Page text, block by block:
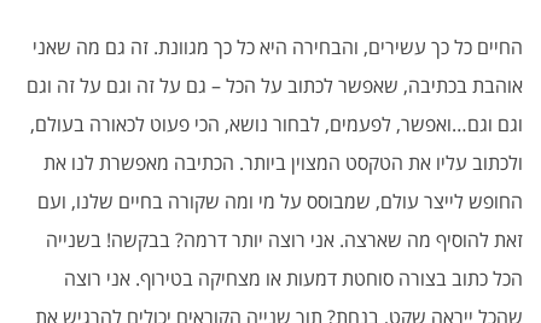
החיים כל כך עשירים, והבחירה היא כל כך מגוונת. זה גם מה שאני
אוהבת בכתיבה, שאפשר לכתוב על הכל – גם על זה וגם על זה וגם
וגם וגם…ואפשר, לפעמים, לבחור נושא, הכי פעוט לכאורה בעולם,
ולכתוב עליו את הטקסט המצוין ביותר. הכתיבה מאפשרת לנו את
החופש לייצר עולם, שמבוסס על מי ומה שקורה בחיים שלנו, ועם
זאת להוסיף מה שארצה. אני רוצה יותר דרמה? בבקשה! בשנייה
הכל כתוב בצורה סוחטת דמעות או מצחיקה בטירוף. אני רוצה
שהכל ייראה שקט, בנחת? תוך שנייה הקוראים יכולים להרגיש את